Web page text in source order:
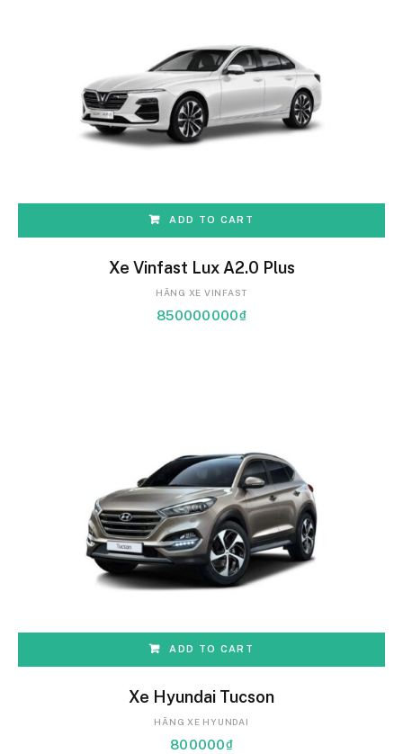
ADD TO CART
Xe Vinfast Lux A2.0 Plus
HÃNG XE VINFAST
850000000₫
ADD TO CART
Xe Hyundai Tucson
HÃNG XE HYUNDAI
800000₫